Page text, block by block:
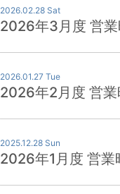
2026.02.28 Sat
2026年3月度 営
2026.01.27 Tue
2026年2月度 営
2025.12.28 Sun
2026年1月度 営業